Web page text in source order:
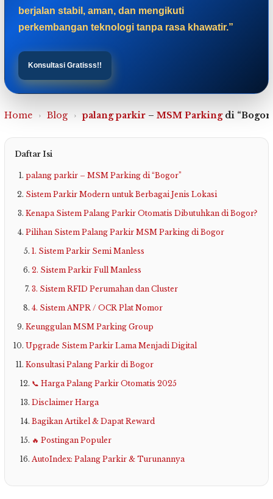
berjalan stabil, aman, dan mengikuti
perkembangan teknologi tanpa rasa khawatir.”
Konsultasi Gratisss!!
Home › Blog › palang parkir – MSM Parkingdi
Daftar Isi
palang parkir – MSM Parking di “Bogor”
Sistem Parkir Modern untuk Berbagai Jenis Lokasi
Kenapa Sistem Palang Parkir Otomatis Dibutuhkan di Bogor?
Pilihan Sistem Palang Parkir MSM Parking di Bogor
1. Sistem Parkir Semi Manless
2. Sistem Parkir Full Manless
3. Sistem RFID Perumahan dan Cluster
4. Sistem ANPR / OCR Plat Nomor
Keunggulan MSM Parking Group
Upgrade Sistem Parkir Lama Menjadi Digital
Konsultasi Palang Parkir di Bogor
📞 Harga Palang Parkir Otomatis 2025
Disclaimer Harga
Bagikan Artikel & Dapat Reward
🔥 Postingan Populer
AutoIndex: Palang Parkir & Turunannya